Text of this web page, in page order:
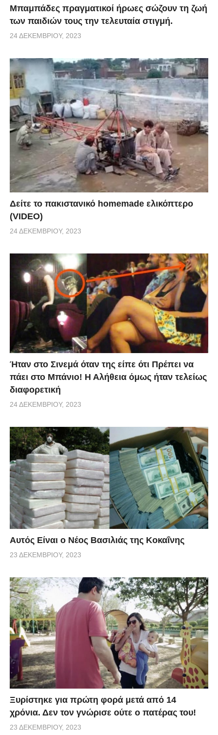
Μπαμπάδες πραγματικοί ήρωες σώζουν τη ζωή
των παιδιών τους την τελευταία στιγμή.
24 ΔΕΚΕΜΒΡΊΟΥ, 2023
Δείτε το πακιστανικό homemade ελικόπτερο
(VIDEO)
24 ΔΕΚΕΜΒΡΊΟΥ, 2023
Ήταν στο Σινεμά όταν της είπε ότι Πρέπει να
πάει στο Μπάνιο! Η Αλήθεια όμως ήταν τελείως
διαφορετική
24 ΔΕΚΕΜΒΡΊΟΥ, 2023
Αυτός Είναι ο Νέος Βασιλιάς της Κοκαΐνης
23 ΔΕΚΕΜΒΡΊΟΥ, 2023
Ξυρίστηκε για πρώτη φορά μετά από 14
χρόνια. Δεν τον γνώρισε ούτε ο πατέρας του!
23 ΔΕΚΕΜΒΡΊΟΥ, 2023